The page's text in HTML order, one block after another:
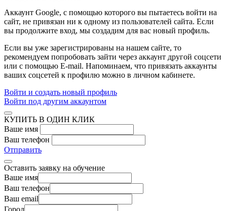
Аккаунт Google, с помощью которого вы пытаетесь войти на
сайт, не привязан ни к одному из пользователей сайта. Если
вы продолжите вход, мы создадим для вас новый профиль.
Если вы уже зарегистрированы на нашем сайте, то
рекомендуем попробовать зайти через аккаунт другой соцсети
или с помощью E-mail. Напоминаем, что привязать аккаунты
ваших соцсетей к профилю можно в личном кабинете.
Войти и создать новый профиль
Войти под другим аккаунтом
КУПИТЬ В ОДИН КЛИК
Ваше имя
Ваш телефон
Отправить
Оставить заявку на обучение
Ваше имя
Ваш телефон
Ваш email
Город